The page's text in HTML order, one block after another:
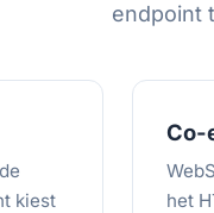
endpoint
kiest
Co-
het